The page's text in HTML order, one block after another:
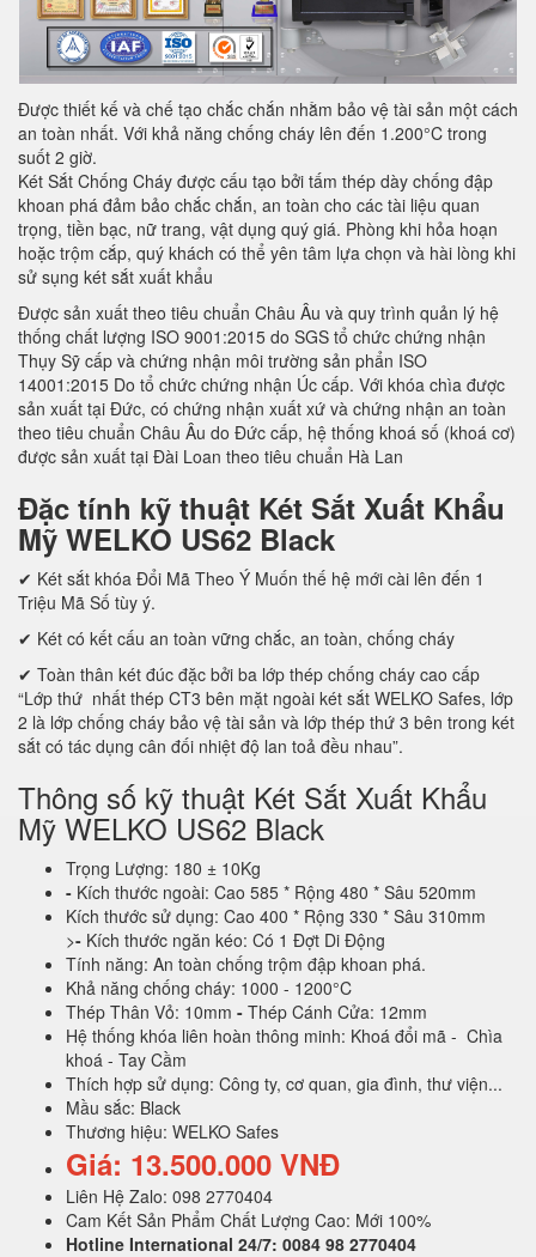
Được thiết kế và chế tạo chắc chắn nhằm bảo vệ tài sản một cách
an toàn nhất. Với khả năng chống cháy lên đến 1.200°C trong
suốt 2 giờ.
Két Sắt Chống Cháy được cấu tạo bởi tấm thép dày chống đập
khoan phá đảm bảo chắc chắn, an toàn cho các tài liệu quan
trọng, tiền bạc, nữ trang, vật dụng quý giá. Phòng khi hỏa hoạn
hoặc trộm cắp, quý khách có thể yên tâm lựa chọn và hài lòng khi
sử sụng két sắt xuất khẩu
Được sản xuất theo tiêu chuẩn Châu Âu và quy trình quản lý hệ
thống chất lượng ISO 9001:2015 do SGS tổ chức chứng nhận
Thụy Sỹ cấp và chứng nhận môi trường sản phẩn ISO
14001:2015 Do tổ chức chứng nhận Úc cấp. Với khóa chìa được
sản xuất tại Đức, có chứng nhận xuất xứ và chứng nhận an toàn
theo tiêu chuẩn Châu Âu do Đức cấp, hệ thống khoá số (khoá cơ)
được sản xuất tại Đài Loan theo tiêu chuẩn Hà Lan
Đặc tính kỹ thuật Két Sắt Xuất Khẩu
Mỹ WELKO US62 Black
✔ Két sắt khóa Đổi Mã Theo Ý Muốn thế hệ mới cài lên đến 1
Triệu Mã Số tùy ý.
✔ Két có kết cấu an toàn vững chắc, an toàn, chống cháy
✔ Toàn thân két đúc đặc bởi ba lớp thép chống cháy cao cấp
“Lớp thứ nhất thép CT3 bên mặt ngoài két sắt WELKO Safes, lớp
2 là lớp chống cháy bảo vệ tài sản và lớp thép thứ 3 bên trong két
sắt có tác dụng cân đối nhiệt độ lan toả đều nhau”.
Thông số kỹ thuật Két Sắt Xuất Khẩu
Mỹ WELKO US62 Black
Trọng Lượng: 180 ± 10Kg
- Kích thước ngoài: Cao 585 * Rộng 480 * Sâu 520mm
Kích thước sử dụng: Cao 400 * Rộng 330 * Sâu 310mm
>- Kích thước ngăn kéo: Có 1 Đợt Di Động
Tính năng: An toàn chống trộm đập khoan phá.
Khả năng chống cháy: 1000 - 1200°C
Thép Thân Vỏ: 10mm - Thép Cánh Cửa: 12mm
Hệ thống khóa liên hoàn thông minh: Khoá đổi mã - Chìa
khoá - Tay Cầm
Thích hợp sử dụng: Công ty, cơ quan, gia đình, thư viện...
Mầu sắc: Black
Thương hiệu: WELKO Safes
Giá: 13.500.000 VNĐ
Liên Hệ Zalo: 098 2770404
Cam Kết Sản Phẩm Chất Lượng Cao: Mới 100%
Hotline International 24/7: 0084 98 2770404